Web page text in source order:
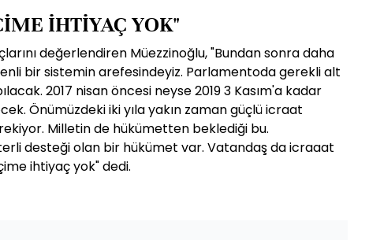
İHTİYAÇ YOK"
değerlendiren Müezzinoğlu, "Bundan sonra daha
bir sistemin arefesindeyiz. Parlamentoda gerekli alt
2017 nisan öncesi neyse 2019 3 Kasım'a kadar
Önümüzdeki iki yıla yakın zaman güçlü icraat
Milletin de hükümetten beklediği bu.
desteği olan bir hükümet var. Vatandaş da icraaat
ihtiyaç yok" dedi.